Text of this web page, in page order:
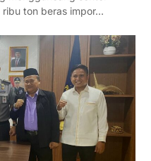
ton beras impor…